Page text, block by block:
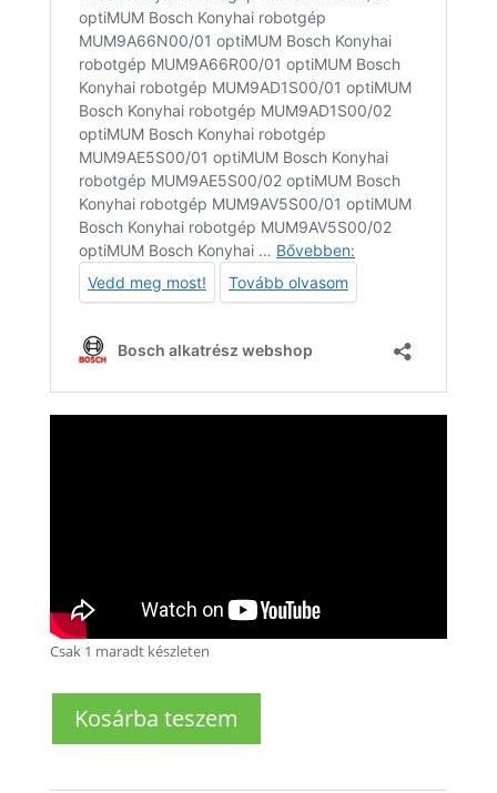
Csak 1 maradt készleten
darálóKosárba teszem